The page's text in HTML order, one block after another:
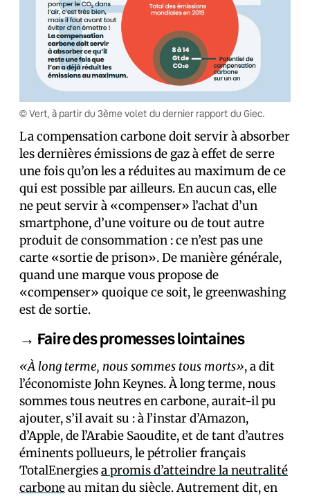
© Vert, à partir du 3ème volet du dernier rapport du Giec.
La compensation carbone doit servir à absorber
les dernières émissions de gaz à effet de serre
une fois qu’on les a réduites au maximum de ce
qui est possible par ailleurs. En aucun cas, elle
ne peut servir à «compenser» l’achat d’un
smartphone, d’une voiture ou de tout autre
produit de consommation : ce n’est pas une
carte «sortie de prison». De manière générale,
quand une marque vous propose de
«compenser» quoique ce soit, le greenwashing
est de sortie.
→ Faire des promesses lointaines
«À long terme, nous sommes tous morts», a dit
l’économiste John Keynes. À long terme, nous
sommes tous neutres en carbone, aurait-il pu
ajouter, s’il avait su : à l’instar d’Amazon,
d’Apple, de l’Arabie Saoudite, et de tant d’autres
éminents pollueurs, le pétrolier français
TotalEnergiesa promis d’atteindre la neutralité
carboneau mitan du siècle. Autrement dit, en